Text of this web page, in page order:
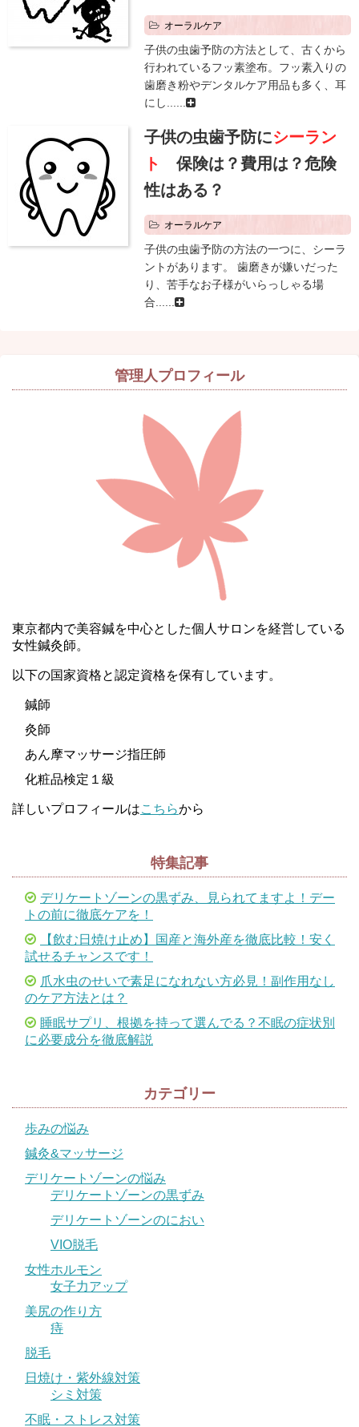
オーラルケア
子供の虫歯予防の方法として、古くから
行われているフッ素塗布。フッ素入りの
歯磨き粉やデンタルケア用品も多く、耳
にし......
子供の虫歯予防にシーラン
ト
保険は？費用は？危険
性はある？
オーラルケア
子供の虫歯予防の方法の一つに、シーラ
ントがあります。 歯磨きが嫌いだった
り、苦手なお子様がいらっしゃる場
合......
管理人プロフィール
東京都内で美容鍼を中心とした個人サロンを経営している
女性鍼灸師。
以下の国家資格と認定資格を保有しています。
鍼師
灸師
あん摩マッサージ指圧師
化粧品検定１級
詳しいプロフィールはこちらから
特集記事
デリケートゾーンの黒ずみ、見られてますよ！デー
トの前に徹底ケアを！
【飲む日焼け止め】国産と海外産を徹底比較！安く
試せるチャンスです！
爪水虫のせいで素足になれない方必見！副作用なし
のケア方法とは？
睡眠サプリ、根拠を持って選んでる？不眠の症状別
に必要成分を徹底解説
カテゴリー
歩みの悩み
鍼灸&マッサージ
デリケートゾーンの悩み
デリケートゾーンの黒ずみ
デリケートゾーンのにおい
VIO脱毛
女性ホルモン
女子力アップ
美尻の作り方
痔
脱毛
日焼け・紫外線対策
シミ対策
不眠・ストレス対策